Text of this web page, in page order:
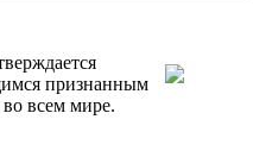
признанным
во всем мире.